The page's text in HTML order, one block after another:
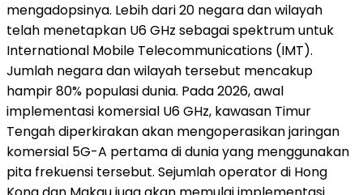
mengadopsinya. Lebih dari 20 negara dan wilayah
telah menetapkan U6 GHz sebagai spektrum untuk
International Mobile Telecommunications (IMT).
Jumlah negara dan wilayah tersebut mencakup
hampir 80% populasi dunia. Pada 2026, awal
implementasi komersial U6 GHz, kawasan Timur
Tengah diperkirakan akan mengoperasikan jaringan
komersial 5G-A pertama di dunia yang menggunakan
pita frekuensi tersebut. Sejumlah operator di Hong